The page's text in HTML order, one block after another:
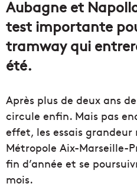
Aubagne et
test importante
tramway qui
été.
Après plus de deux ans
circule enfin. Mais pas
effet, les essais
Métropole Aix-Marseille-
fin d’année et se
mois.